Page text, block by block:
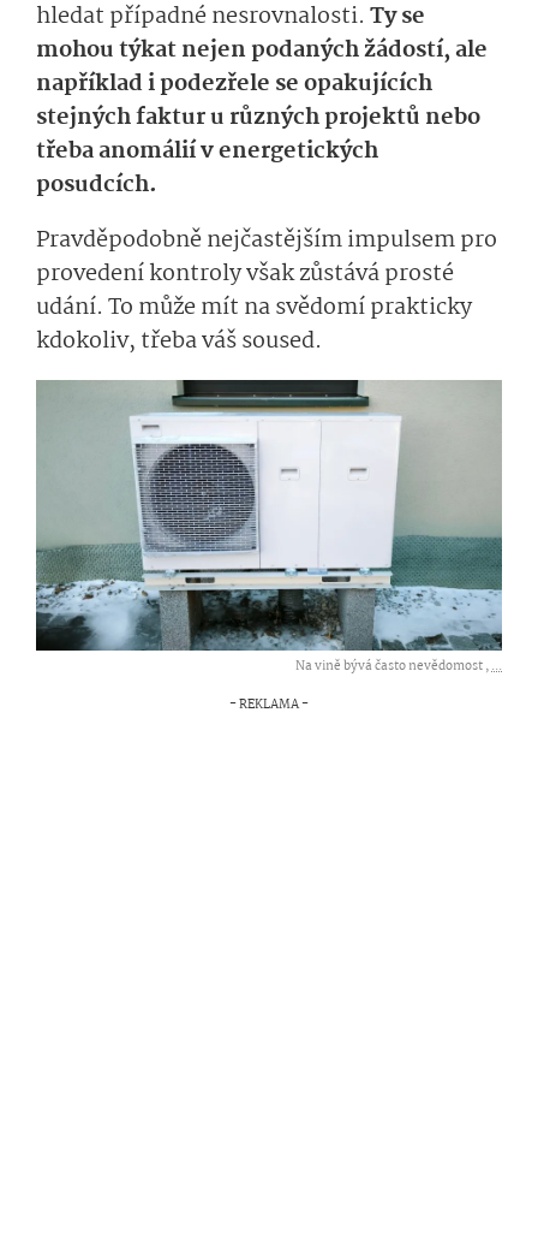
hledat případné nesrovnalosti. Ty se
mohou týkat nejen podaných žádostí, ale
například i podezřele se opakujících
stejných faktur u různých projektů nebo
třeba anomálií v energetických
posudcích.
Pravděpodobně nejčastějším impulsem pro
provedení kontroly však zůstává prosté
udání. To může mít na svědomí prakticky
kdokoliv, třeba váš soused.
Na vině bývá často nevědomost ,...